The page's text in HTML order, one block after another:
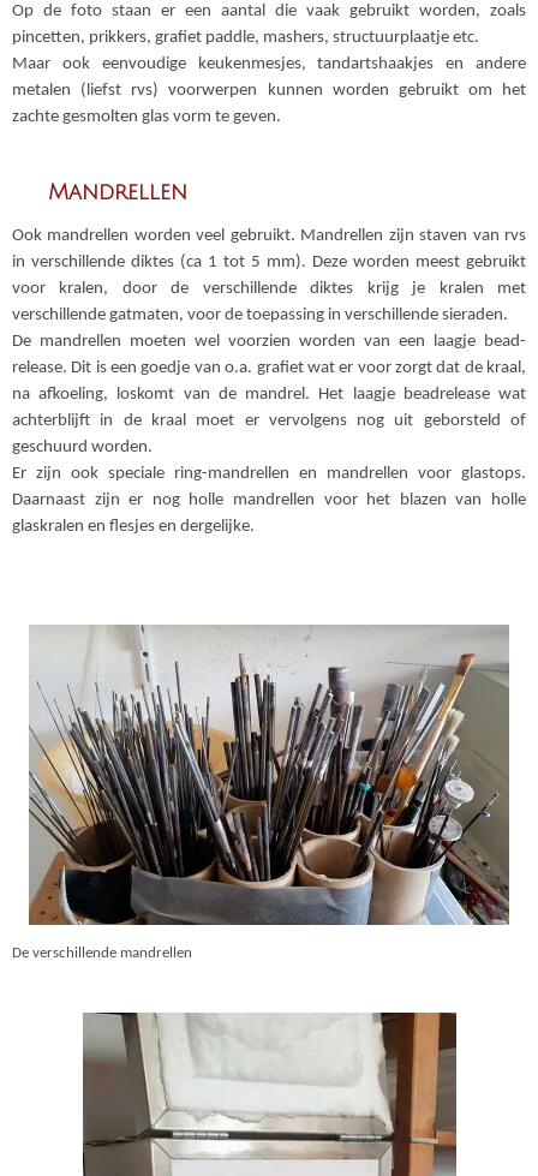
Op de foto staan er een aantal die vaak gebruikt worden, zoals
pincetten, prikkers, grafiet paddle, mashers, structuurplaatje etc.
Maar ook eenvoudige keukenmesjes, tandartshaakjes en andere
metalen (liefst rvs) voorwerpen kunnen worden gebruikt om het
zachte gesmolten glas vorm te geven.
Mandrellen
Ook mandrellen worden veel gebruikt. Mandrellen zijn staven van rvs
in verschillende diktes (ca 1 tot 5 mm). Deze worden meest gebruikt
voor kralen, door de verschillende diktes krijg je kralen met
verschillende gatmaten, voor de toepassing in verschillende sieraden.
De mandrellen moeten wel voorzien worden van een laagje bead-
release. Dit is een goedje van o.a. grafiet wat er voor zorgt dat de kraal,
na afkoeling, loskomt van de mandrel. Het laagje beadrelease wat
achterblijft in de kraal moet er vervolgens nog uit geborsteld of
geschuurd worden.
Er zijn ook speciale ring-mandrellen en mandrellen voor glastops.
Daarnaast zijn er nog holle mandrellen voor het blazen van holle
glaskralen en flesjes en dergelijke.
De verschillende mandrellen